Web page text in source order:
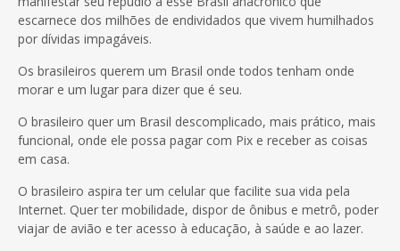
escarnece dos milhões de endividados que vivem humilhados
por dívidas impagáveis.
Os brasileiros querem um Brasil onde todos tenham onde
morar e um lugar para dizer que é seu.
O brasileiro quer um Brasil descomplicado, mais prático, mais
funcional, onde ele possa pagar com Pix e receber as coisas
em casa.
O brasileiro aspira ter um celular que facilite sua vida pela
Internet. Quer ter mobilidade, dispor de ônibus e metrô, poder
viajar de avião e ter acesso à educação, à saúde e ao lazer.